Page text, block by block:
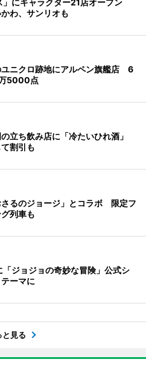
わ、サンリオも
ユニクロ跡地にアルペン旗艦店 6
5000点
立ち飲み店に「冷たいひれ酒」
割引も
るのジョージ」とコラボ 限定フ
列車も
「ジョジョの奇妙な冒険」公式シ
ーマに
と見る